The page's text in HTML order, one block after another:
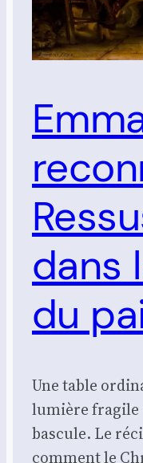
dans
du
Une table
lumière fragile
bascule. Le
comment le